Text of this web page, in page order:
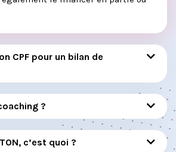
CPF pour un bilan de
?
c’est quoi ?